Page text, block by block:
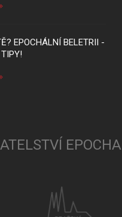
EPOCHÁLNÍ BELETRII -
EPOCHA